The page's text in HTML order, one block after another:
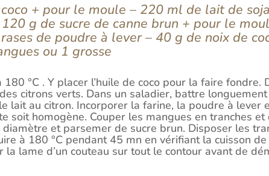
+ pour le moule – 220 ml de lait de
g de sucre de canne brun + pour le
de poudre à lever – 40 g de noix de
ou 1 grosse
°C . Y placer l’huile de coco pour la faire fondre.
citrons verts. Dans un saladier, battre
lait au citron. Incorporer la farine, la poudre à lever
soit homogène. Couper les mangues en tranches
et parsemer de sucre brun. Disposer les
à 180 °C pendant 45 mn en vérifiant la cuisson
lame d’un couteau sur tout le contour avant de